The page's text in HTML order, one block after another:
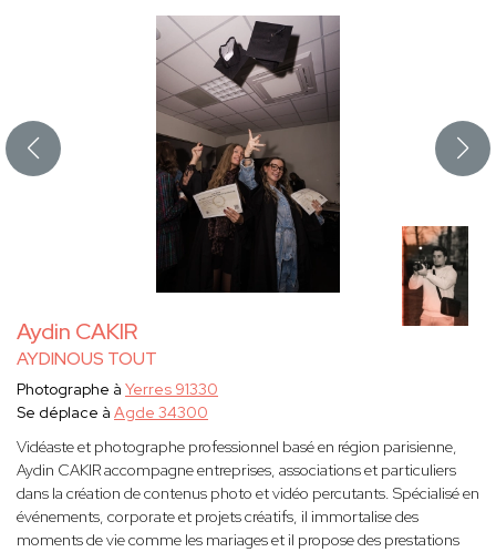
Aydin CAKIR
AYDINOUS TOUT
Photographe à Yerres 91330
Se déplace à Agde 34300
Vidéaste et photographe professionnel basé en région parisienne,
Aydin CAKIR accompagne entreprises, associations et particuliers
dans la création de contenus photo et vidéo percutants. Spécialisé en
événements, corporate et projets créatifs, il immortalise des
moments de vie comme les mariages et il propose des prestations